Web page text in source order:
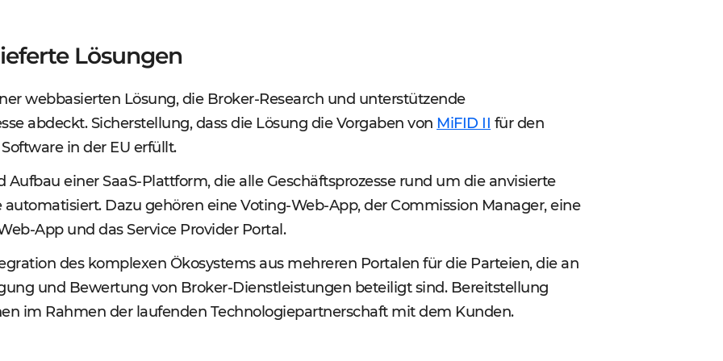
Lösungen
webbasierten Lösung, die Broker-Research und unterstützende
abdeckt. Sicherstellung, dass die Lösung die Vorgaben von MiFID II für den
in der EU erfüllt.
Aufbau einer SaaS-Plattform, die alle Geschäftsprozesse rund um die anvisierte
Dazu gehören eine Voting-Web-App, der Commission Manager, eine
App und das Service Provider Portal.
des komplexen Ökosystems aus mehreren Portalen für die Parteien, die an
und Bewertung von Broker-Dienstleistungen beteiligt sind. Bereitstellung
im Rahmen der laufenden Technologiepartnerschaft mit dem Kunden.